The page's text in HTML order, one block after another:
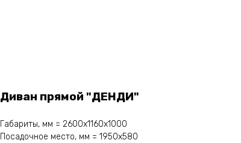
Диван прямой "ДЕНДИ"
Габариты, мм = 2600х1160х1000
Посадочное место, мм = 1950х580